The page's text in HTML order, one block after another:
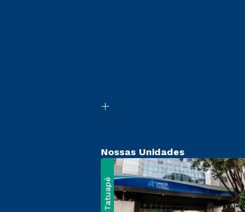
Nossas Unidades
Tatuapé